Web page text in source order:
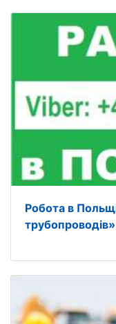
Робота в
трубопроводів»